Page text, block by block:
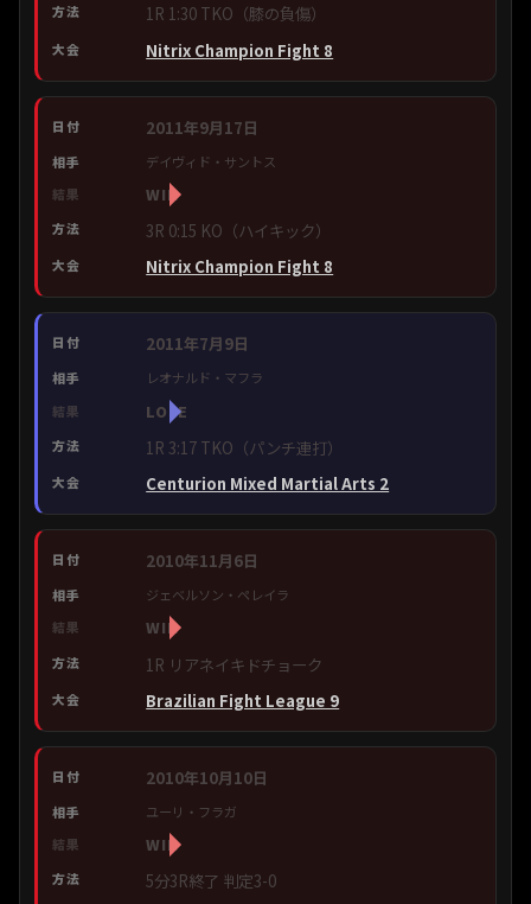
1R 1:30 TKO（膝の負傷）
Nitrix Champion Fight 8
2011年9月17日
デイヴィド・サントス
WIN
3R 0:15 KO（ハイキック）
Nitrix Champion Fight 8
2011年7月9日
レオナルド・マフラ
LOSE
1R 3:17 TKO（パンチ連打）
Centurion Mixed Martial Arts 2
2010年11月6日
ジェベルソン・ペレイラ
WIN
1R リアネイキドチョーク
Brazilian Fight League 9
2010年10月10日
ユーリ・フラガ
WIN
5分3R終了 判定3-0